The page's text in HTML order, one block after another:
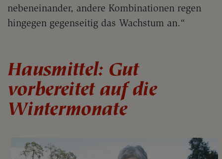
nebeneinander, andere Kombinationen regen
hingegen gegenseitig das Wachstum an.“
Hausmittel: Gut
vorbereitet auf die
Wintermonate